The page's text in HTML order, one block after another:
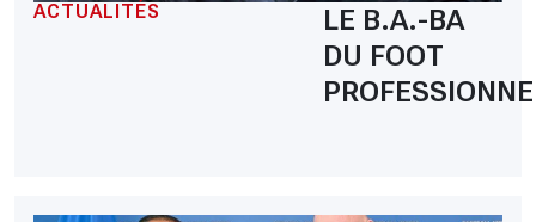
ACTUALITÉS
LE B.A.-BA
DU FOOT